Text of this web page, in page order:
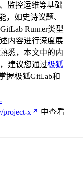
监控运维等基础
，如史诗议题、
Runner类型
内容进行深度展
悉，本文中的内
建议您通过极狐
握极狐GitLab和
project-x
中查看